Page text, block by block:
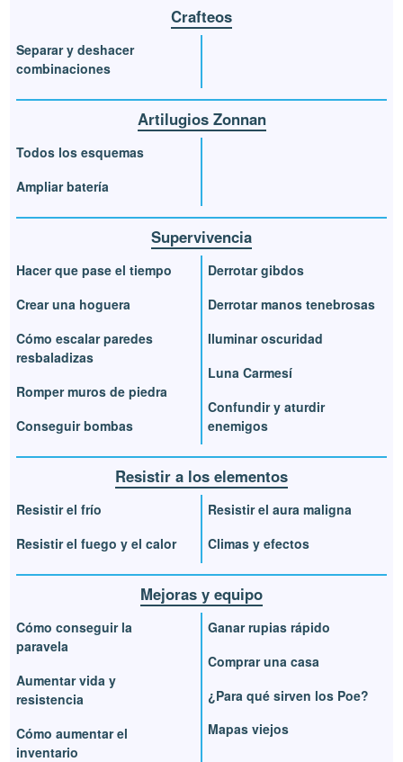
Crafteos
Separar y deshacer
combinaciones
Artilugios Zonnan
Todos los esquemas
Ampliar batería
Supervivencia
Hacer que pase el tiempo
Crear una hoguera
Cómo escalar paredes
resbaladizas
Romper muros de piedra
Conseguir bombas
Derrotar gibdos
Derrotar manos tenebrosas
Iluminar oscuridad
Luna Carmesí
Confundir y aturdir
enemigos
Resistir a los elementos
Resistir el frío
Resistir el fuego y el calor
Resistir el aura maligna
Climas y efectos
Mejoras y equipo
Cómo conseguir la
paravela
Aumentar vida y
resistencia
Cómo aumentar el
inventario
Ganar rupias rápido
Comprar una casa
¿Para qué sirven los Poe?
Mapas viejos